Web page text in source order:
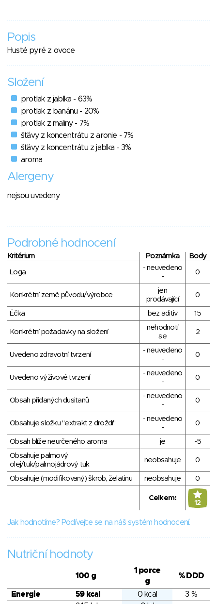
Popis
Husté pyré z ovoce
Složení
protlak z jablka - 63%
protlak z banánu - 20%
protlak z maliny - 7%
šťávy z koncentrátu z aronie - 7%
šťávy z koncentrátu z jablka - 3%
aroma
Alergeny
nejsou uvedeny
Podrobné hodnocení
Kritérium Poznámka Body
Loga
- neuvedeno
-
0
Konkrétní země původu/výrobce
jen
prodávající
0
Éčka bez aditiv 15
Konkrétní požadavky na složení
nehodnotí
se
2
Uvedeno zdravotní tvrzení
- neuvedeno
-
0
Uvedeno výživové tvrzení
- neuvedeno
-
0
Obsah přidaných dusitanů
- neuvedeno
-
0
Obsahuje složku "extrakt z droždí"
- neuvedeno
-
0
Obsah blíže neurčeného aroma je
-5
Obsahuje palmový
olej/tuk/palmojádrový tuk
neobsahuje 0
Obsahuje (modifikovaný) škrob, želatinu neobsahuje 0
Celkem:
12
Jak hodnotíme? Podívejte se na náš systém hodnocení.
Nutriční hodnoty
100 g
1 porce
g
% DDD
Energie 59 kcal 0 kcal
3 %